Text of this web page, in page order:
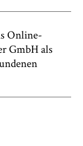
Online-
GmbH als